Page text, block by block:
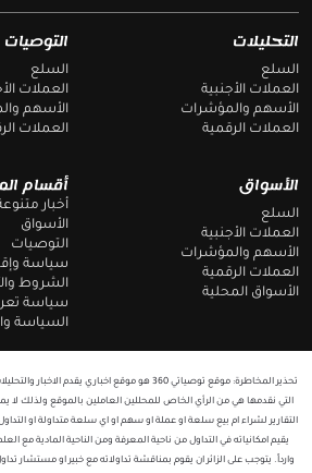
أقسام
أخبار
الأسواق
التوصيات
سياسة
الشروط
سياسة
السياسة
الأسواق
السلع
العملات الأجنبية
الأسهم والمؤشرات
العملات الرقمية
الأسواق المحلية
التوصيات
السلع
العملات
الأسهم
العملات
التحليلات
السلع
العملات الأجنبية
الأسهم والمؤشرات
العملات الرقمية
تحذير المخاطرة: موقع توصياتي 360 هو موقع اخباري
التي نقدمها هي من الرأي الخاص للمحللين العاملين بالموقع ولذلك لا
التقارير لشراء ام بيع سلعة او عملة او سهم او اي سلعة متداولة او
يقيم امكانياته في التداول من ناحية المعرفة ومن الناحية المادية مع
وارداً. يتوجب على الزائر ان يقوم بمناقشة تداولاته مع خبير او مستشار